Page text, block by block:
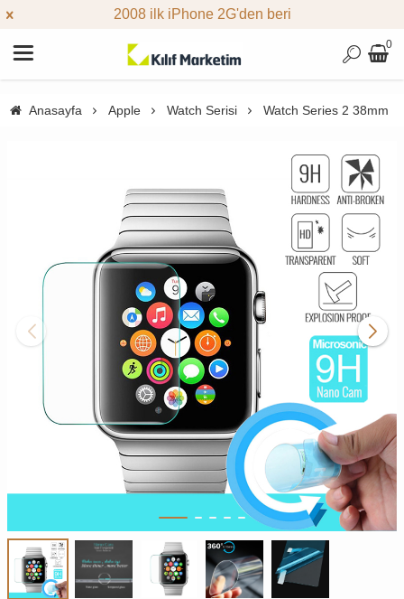
2008 ilk iPhone 2G'den beri
0
Anasayfa Apple Watch Serisi Watch Series 2 38mm